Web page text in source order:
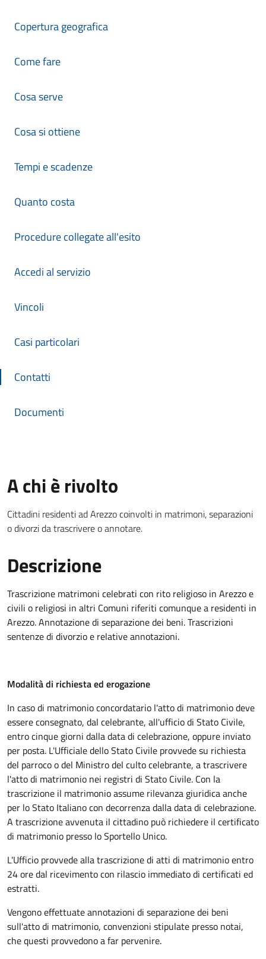
Copertura geografica
Come fare
Cosa serve
Cosa si ottiene
Tempi e scadenze
Quanto costa
Procedure collegate all'esito
Accedi al servizio
Vincoli
Casi particolari
Contatti
Documenti
A chi è rivolto
Cittadini residenti ad Arezzo coinvolti in matrimoni, separazioni
o divorzi da trascrivere o annotare.
Descrizione
Trascrizione matrimoni celebrati con rito religioso in Arezzo e
civili o religiosi in altri Comuni riferiti comunque a residenti in
Arezzo. Annotazione di separazione dei beni. Trascrizioni
sentenze di divorzio e relative annotazioni.
Modalità di richiesta ed erogazione
In caso di matrimonio concordatario l'atto di matrimonio deve
essere consegnato, dal celebrante, all'ufficio di Stato Civile,
entro cinque giorni dalla data di celebrazione, oppure inviato
per posta. L'Ufficiale dello Stato Civile provvede su richiesta
del parroco o del Ministro del culto celebrante, a trascrivere
l'atto di matrimonio nei registri di Stato Civile. Con la
trascrizione il matrimonio assume rilevanza giuridica anche
per lo Stato Italiano con decorrenza dalla data di celebrazione.
A trascrizione avvenuta il cittadino può richiedere il certificato
di matrimonio presso lo Sportello Unico.
L'Ufficio provvede alla trascrizione di atti di matrimonio entro
24 ore dal ricevimento con rilascio immediato di certificati ed
estratti.
Vengono effettuate annotazioni di separazione dei beni
sull'atto di matrimonio, convenzioni stipulate presso notai,
che questi provvedono a far pervenire.